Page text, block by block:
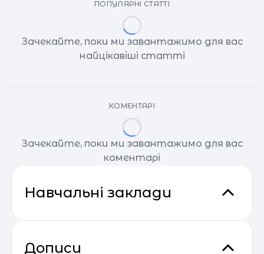
ПОПУЛЯРНІ СТАТТІ
Зачекайте, поки ми завантажимо для вас
найцікавіші статті
КОМЕНТАРІ
Зачекайте, поки ми завантажимо для вас
коментарі
Навчальні заклади
Дописи